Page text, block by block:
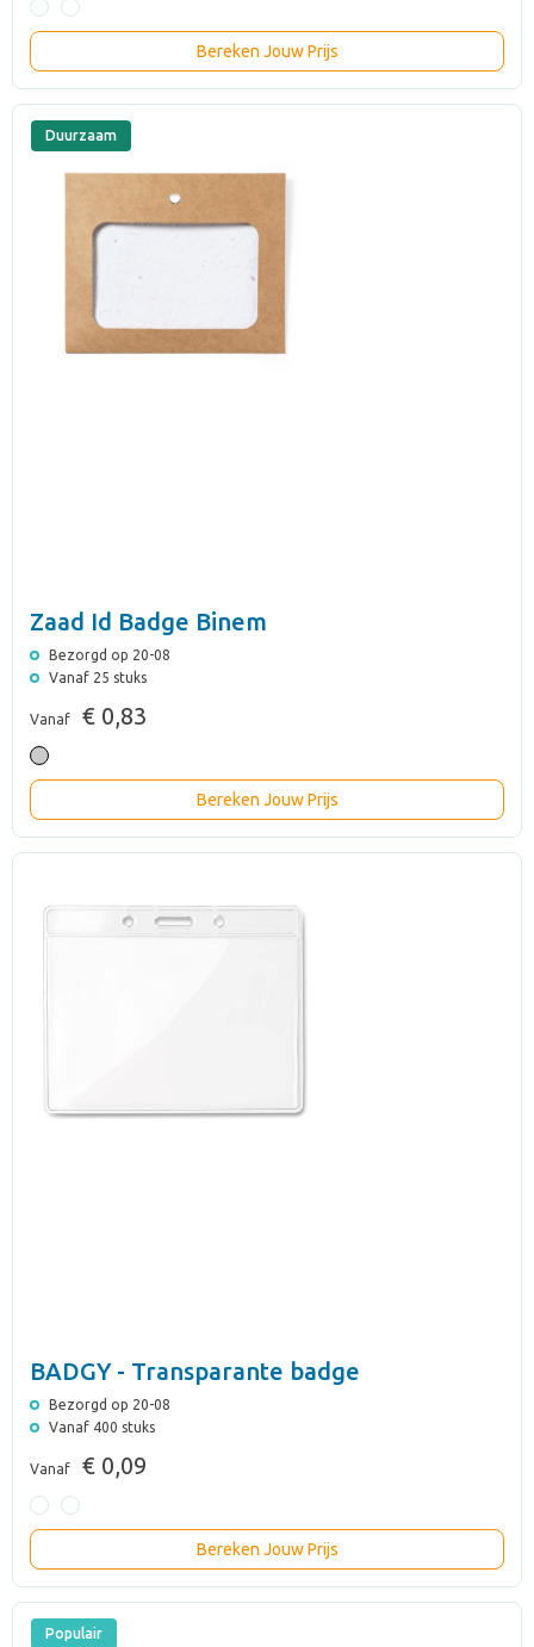
Bereken Jouw Prijs
Duurzaam
Zaad Id Badge Binem
Bezorgd op 20-08
Vanaf 25 stuks
Vanaf € 0,83
Bereken Jouw Prijs
BADGY - Transparante badge
Bezorgd op 20-08
Vanaf 400 stuks
Vanaf € 0,09
Bereken Jouw Prijs
Populair